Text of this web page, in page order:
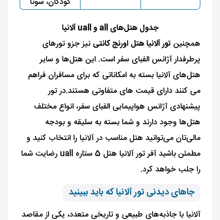
جدول هتل‌های all و uall آلانیا
همچنین تور آلانیا هتل اورنج کانتی نیز جزو تورهای
پرطرفدار آژانس الفبای سفر است. این هتل‌ها و سایر
هتل‌های آلانیا بسته به امکاناتی که برای مسافران فراهم
می کنند دارای قیمت های متفاوتی هستند.در تور
پیشنهادی آژانس هواپیمایی الفبای سفر، انواع مختلف
هتل­‌ها وجود دارند و شما بسته به سلیقه و بودجه
مالی‌تان می‌توانید هتل مناسب در آلانیا را انتخاب کنید و
مطمئن باشید آفر تور آلانیا هتل 5 ستاره uall رضایت شما
را جلب خواهد کرد.
جاهای دیدنی تور آلانیا که باید ببینید
آلانیا با جاذبه‌های طبیعی و تاریخی‌ متعدد، یکی از مقاصد